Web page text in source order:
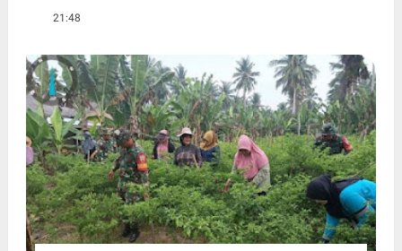
21:48